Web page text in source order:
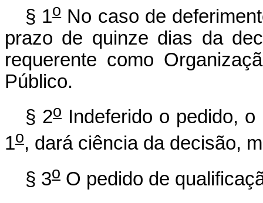
§ 1oNo caso de
prazo de quinze dias da
requerente como
Público.
§ 2oIndeferido o pedido, o
1o, dará ciência da decisão,
§ 3o O pedido de